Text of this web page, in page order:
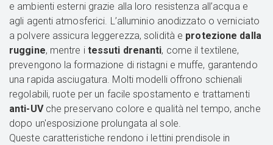
e ambienti esterni grazie alla loro resistenza all’acqua e
agli agenti atmosferici. L’alluminio anodizzato o verniciato
a polvere assicura leggerezza, solidità e protezione dalla
ruggine, mentre i tessuti drenanti, come il textilene,
prevengono la formazione di ristagni e muffe, garantendo
una rapida asciugatura. Molti modelli offrono schienali
regolabili, ruote per un facile spostamento e trattamenti
anti-UVche preservano colore e qualità nel tempo, anche
dopo un'esposizione prolungata al sole.
Queste caratteristiche rendono i lettini prendisole in